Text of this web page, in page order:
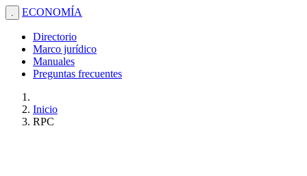
. ECONOMÍA
Directorio
Marco jurídico
Manuales
Preguntas frecuentes
Inicio
RPC